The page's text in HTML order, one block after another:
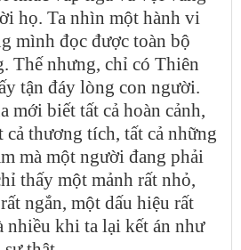
họ. Ta nhìn một hành vi
mình đọc được toàn bộ
Thế nhưng, chỉ có Thiên
tận đáy lòng con người.
mới biết tất cả hoàn cảnh,
cả thương tích, tất cả những
mà một người đang phải
thấy một mảnh rất nhỏ,
ngắn, một dấu hiệu rất
nhiều khi ta lại kết án như